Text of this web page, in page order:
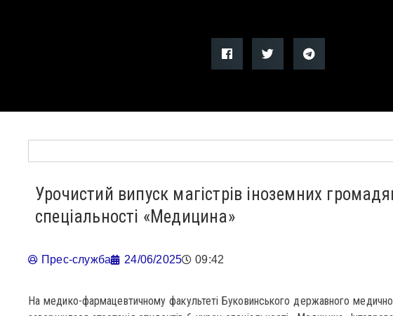
Урочистий випуск магістрів іноземних
спеціальності «Медицина»
Прес-служба 24/06/2025 09:42
На медико-фармацевтичному факультеті Буковинського державного